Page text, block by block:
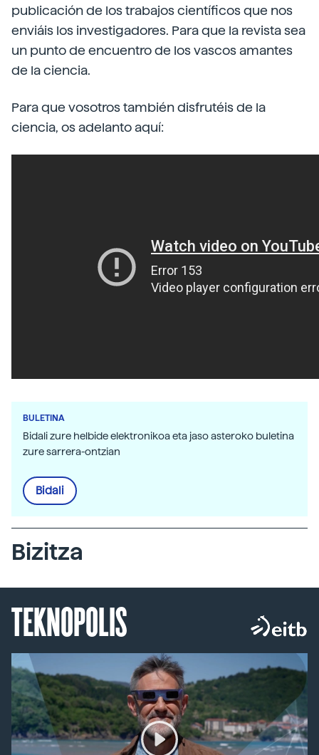
publicación de los trabajos científicos que nos
enviáis los investigadores. Para que la revista sea
un punto de encuentro de los vascos amantes
de la ciencia.
Para que vosotros también disfrutéis de la
ciencia, os adelanto aquí:
BULETINA
Bidali zure helbide elektronikoa eta jaso asteroko buletina
zure sarrera-ontzian
Bidali
Bizitza
TEKNOPOLIS